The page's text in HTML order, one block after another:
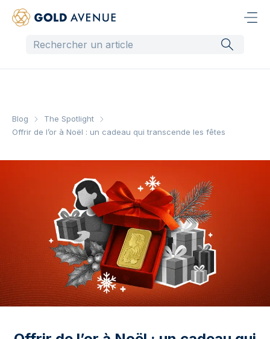
Blog
The Spotlight
Offrir de l’or à Noël : un cadeau qui transcende les fêtes